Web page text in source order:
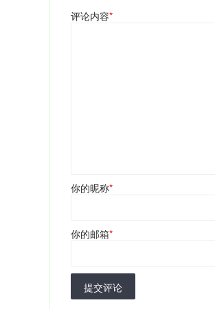
评论内容*
你的昵称*
你的邮箱*
提交评论